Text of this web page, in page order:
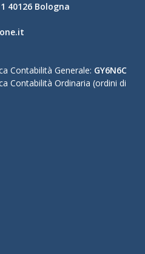
40126 Bologna
Contabilità Generale: GY6N6C
Contabilità Ordinaria (ordini di